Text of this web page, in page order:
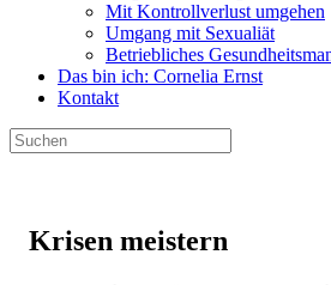
Mit Kontrollverlust umgehen
Umgang mit Sexualiät
Betriebliches
Das bin ich: Cornelia Ernst
Kontakt
Krisen meistern